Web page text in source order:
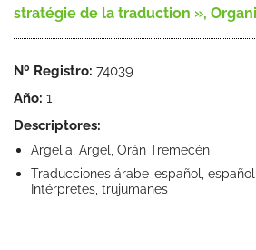
stratégie de la traduction »,
Nº Registro: 74039
Año: 1
Descriptores:
Argelia, Argel, Orán Tremecén
Traducciones árabe-español,
Intérpretes, trujumanes